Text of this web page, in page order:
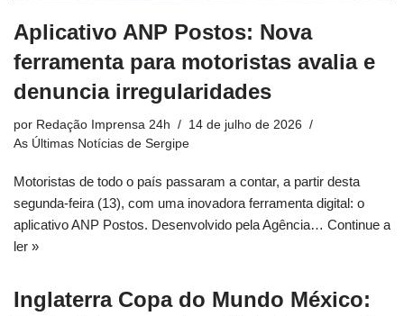
Aplicativo ANP Postos: Nova
ferramenta para motoristas avalia e
denuncia irregularidades
por Redação Imprensa 24h
14 de julho de 2026
As Últimas Notícias de Sergipe
Motoristas de todo o país passaram a contar, a partir desta
segunda-feira (13), com uma inovadora ferramenta digital: o
aplicativo ANP Postos. Desenvolvido pela Agência… Continue a
ler »
Inglaterra Copa do Mundo México: